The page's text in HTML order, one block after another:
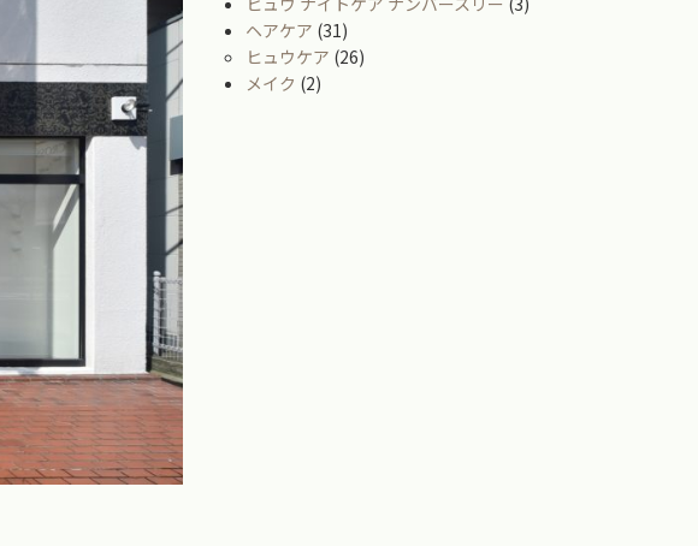
ヘアケア (31)
ヒュウケア (26)
メイク (2)